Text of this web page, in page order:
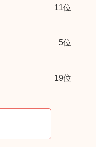
11位
5位
19位